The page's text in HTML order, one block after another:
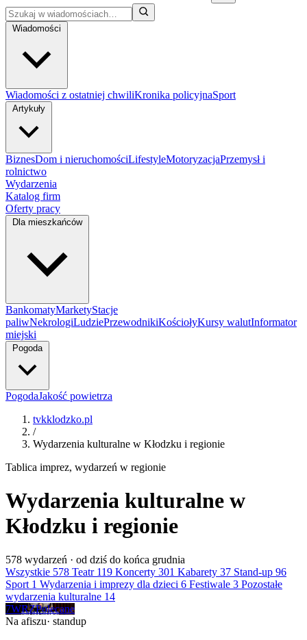
Wiadomości
Wiadomości z ostatniej chwiliKronika policyjnaSport
Artykuły
BiznesDom i nieruchomościLifestyleMotoryzacjaPrzemysł i
rolnictwo
Wydarzenia
Katalog firm
Oferty pracy
Dla mieszkańców
BankomatyMarketyStacje
paliwNekrologiLudziePrzewodnikiKościołyKursy walutInformator
miejski
Pogoda
PogodaJakość powietrza
tvkklodzko.pl
/
Wydarzenia kulturalne w Kłodzku i regionie
Tablica imprez, wydarzeń w regionie
Wydarzenia kulturalne w
Kłodzku i regionie
578 wydarzeń · od dziś do końca grudnia
Wszystkie 578 Teatr 119 Koncerty 301 Kabarety 37 Stand-up 96
Sport 1 Wydarzenia i imprezy dla dzieci 6 Festiwale 3 Pozostałe
wydarzenia kulturalne 14
7WRZPolecane
Na afiszu· standup